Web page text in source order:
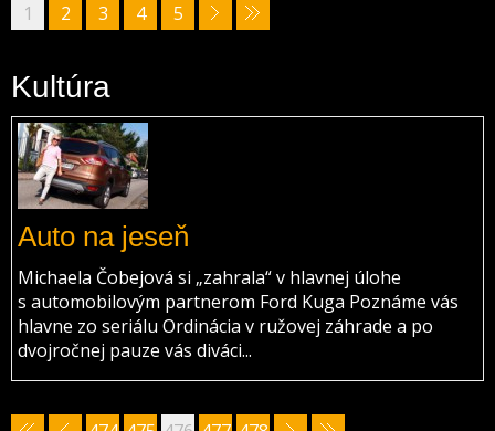
1 2 3 4 5
Kultúra
Auto na jeseň
Michaela Čobejová si „zahrala“ v hlavnej úlohe
s automobilovým partnerom Ford Kuga Poznáme vás
hlavne zo seriálu Ordinácia v ružovej záhrade a po
dvojročnej pauze vás diváci...